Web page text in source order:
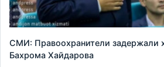
СМИ: Правоохранители задержали
Бахрома Хайдарова